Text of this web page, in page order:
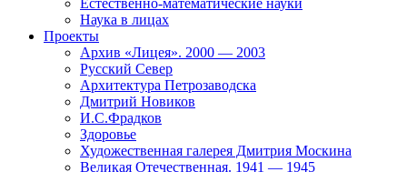
Естественно-математические науки
Наука в лицах
Проекты
Архив «Лицея». 2000 — 2003
Русский Север
Архитектура Петрозаводска
Дмитрий Новиков
И.С.Фрадков
Здоровье
Художественная галерея Дмитрия Москина
Великая Отечественная. 1941 — 1945